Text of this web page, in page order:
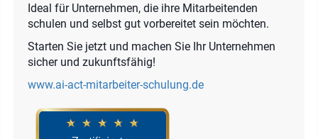
Ideal für Unternehmen, die ihre Mitarbeitenden
schulen und selbst gut vorbereitet sein möchten.
Starten Sie jetzt und machen Sie Ihr Unternehmen
sicher und zukunftsfähig!
www.ai-act-mitarbeiter-schulung.de